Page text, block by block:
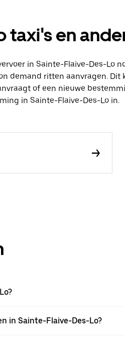
taxi's en
in Sainte-Flaive-Des-Lo
demand ritten aanvragen. Dit
of een nieuwe
in Sainte-Flaive-Des-Lo in.
in Sainte-Flaive-Des-Lo?